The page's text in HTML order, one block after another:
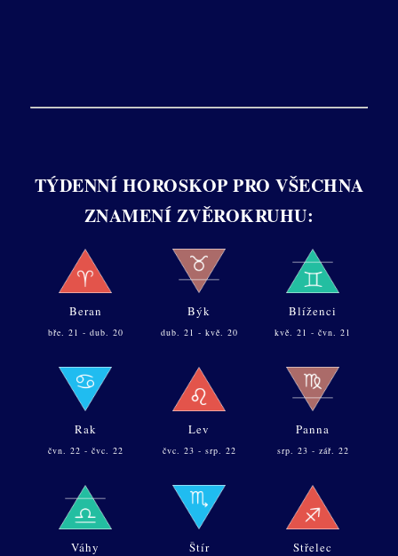
TÝDENNÍ HOROSKOP PRO VŠECHNA
ZNAMENÍ ZVĚROKRUHU:
Beran
bře. 21 - dub. 20
Býk
dub. 21 - kvě. 20
Blíženci
kvě. 21 - čvn. 21
Rak
čvn. 22 - čvc. 22
Lev
čvc. 23 - srp. 22
Panna
srp. 23 - zář. 22
Váhy Štír Střelec